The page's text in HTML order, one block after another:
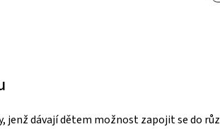
jenž dávají dětem možnost zapojit se do